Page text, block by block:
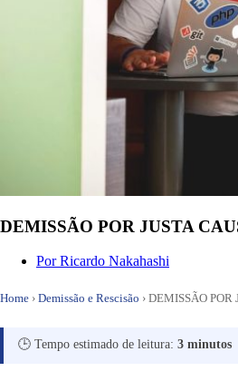
DEMISSÃO POR JUSTA
PorRicardo Nakahashi
Home › Demissão e Rescisão › DEMISSÃO POR
🕒 Tempo estimado de leitura: 3 minutos